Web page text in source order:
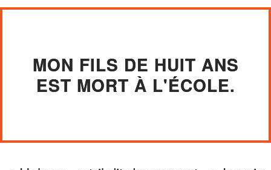
MON FILS DE HUIT ANS
EST MORT À L'ÉCOLE.